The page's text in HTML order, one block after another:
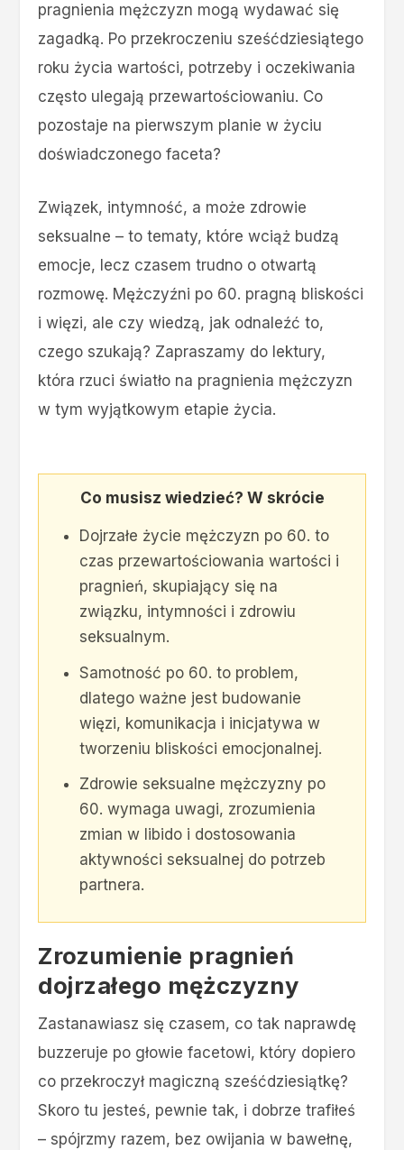
pragnienia mężczyzn mogą wydawać się
zagadką. Po przekroczeniu sześćdziesiątego
roku życia wartości, potrzeby i oczekiwania
często ulegają przewartościowaniu. Co
pozostaje na pierwszym planie w życiu
doświadczonego faceta?
Związek, intymność, a może zdrowie
seksualne – to tematy, które wciąż budzą
emocje, lecz czasem trudno o otwartą
rozmowę. Mężczyźni po 60. pragną bliskości
i więzi, ale czy wiedzą, jak odnaleźć to,
czego szukają? Zapraszamy do lektury,
która rzuci światło na pragnienia mężczyzn
w tym wyjątkowym etapie życia.
Co musisz wiedzieć? W skrócie
Dojrzałe życie mężczyzn po 60. to
czas przewartościowania wartości i
pragnień, skupiający się na
związku, intymności i zdrowiu
seksualnym.
Samotność po 60. to problem,
dlatego ważne jest budowanie
więzi, komunikacja i inicjatywa w
tworzeniu bliskości emocjonalnej.
Zdrowie seksualne mężczyzny po
60. wymaga uwagi, zrozumienia
zmian w libido i dostosowania
aktywności seksualnej do potrzeb
partnera.
Zrozumienie pragnień
dojrzałego mężczyzny
Zastanawiasz się czasem, co tak naprawdę
buzzeruje po głowie facetowi, który dopiero
co przekroczył magiczną sześćdziesiątkę?
Skoro tu jesteś, pewnie tak, i dobrze trafiłeś
– spójrzmy razem, bez owijania w bawełnę,